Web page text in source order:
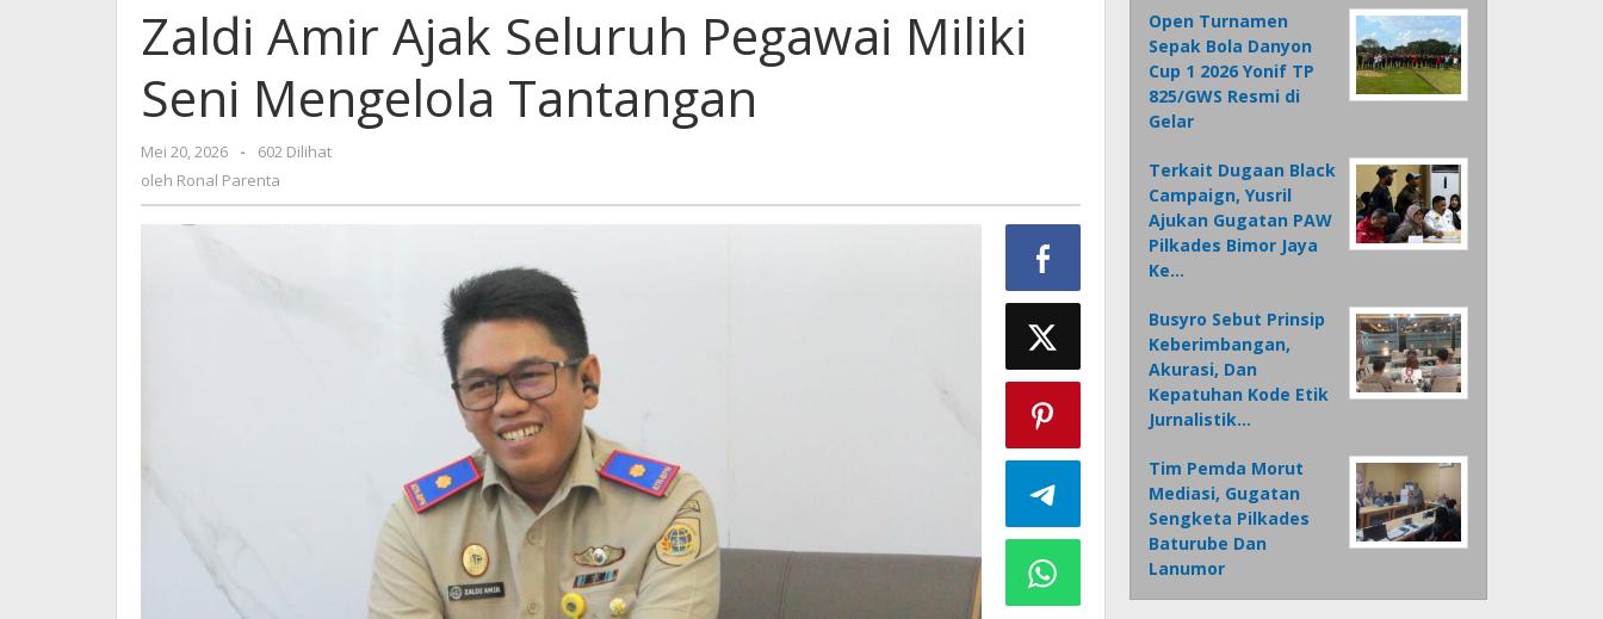
Seluruh
Pegawai
Seni
Mengelola
Tantangan
Zaldi Amir Ajak Seluruh Pegawai Miliki
Seni Mengelola Tantangan
Mei 20, 2026
oleh
Ronal
-
602 Dilihat
oleh Ronal Parenta
Open Turnamen
Sepak Bola Danyon
Cup 1 2026 Yonif TP
825/GWS Resmi di
Gelar
Terkait Dugaan Black
Campaign, Yusril
Ajukan Gugatan PAW
Pilkades Bimor Jaya
Ke…
Busyro Sebut Prinsip
Keberimbangan,
Akurasi, Dan
Kepatuhan Kode Etik
Jurnalistik…
Tim Pemda Morut
Mediasi, Gugatan
Sengketa Pilkades
Baturube Dan
Lanumor